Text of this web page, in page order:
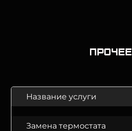
Прочее
Название услуги
Замена термостата